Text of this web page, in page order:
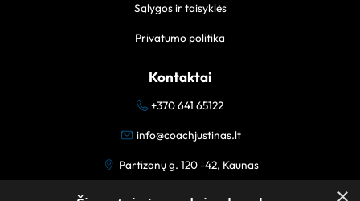
Sąlygos ir taisyklės
Privatumo politika
Kontaktai
+370 641 65122
info@coachjustinas.lt
Partizanų g. 120 -42, Kaunas